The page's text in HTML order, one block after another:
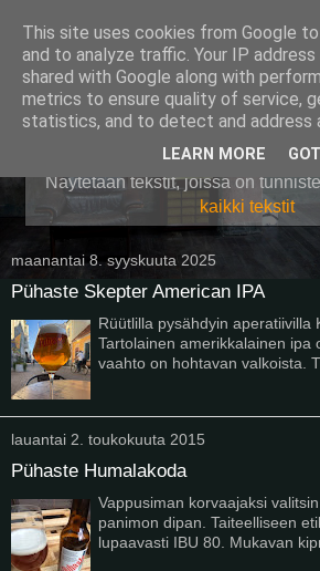
Pullollinen
Näytetään tekstit, joissa on
kaikki tekstit
maanantai 8. syyskuuta 2025
Pühaste Skepter American IPA
Rüütlilla pysähdyin aperatiivilla
Tartolainen amerikkalainen ipa
vaahto on hohtavan valkoista.
lauantai 2. toukokuuta 2015
Pühaste Humalakoda
Vappusiman korvaajaksi
panimon dipan. Taiteelliseen
lupaavasti IBU 80. Mukavan
This site uses cookies from Google
and to analyze traffic. Your IP
shared with Google along with
metrics to ensure quality of service,
statistics, and to detect and address
LEARN MORE